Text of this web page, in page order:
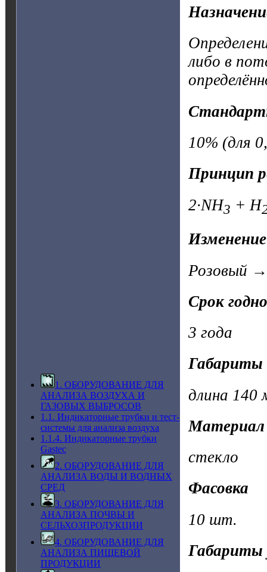
1. ОБОРУДОВАНИЕ ДЛЯ
АНАЛИЗА ВОЗДУХА И
ГАЗОВЫХ ВЫБРОСОВ
1.1. Индикаторные трубки и тест-
системы для анализа воздуха
1.1.4. Индикаторные трубки
Gastec
2. ОБОРУДОВАНИЕ ДЛЯ
АНАЛИЗА ВОДЫ И ВОДНЫХ
СРЕД
3. ОБОРУДОВАНИЕ ДЛЯ
АНАЛИЗА ПОЧВЫ И
СЕЛЬХОЗПРОДУКЦИИ
4. ОБОРУДОВАНИЕ ДЛЯ
АНАЛИЗА ПИЩЕВОЙ
ПРОДУКЦИИ
либо в
10% (для
Принцип
2·NH3 + H
Розовый
Срок
3 года
Габариты
длина
Материал
стекло
Фасовка
10 шт.
Габариты